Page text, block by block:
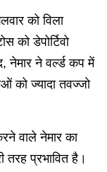
को विला
को डेपोर्टिवो
ने वर्ल्ड कप में
को ज्यादा तवज्जो
वाले नेमार का
प्रभावित है।